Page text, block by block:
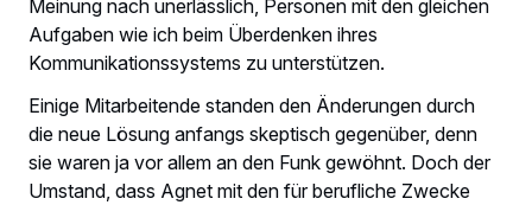
Meinung nach unerlässlich, Personen mit den gleichen
Aufgaben wie ich beim Überdenken ihres
Kommunikationssystems zu unterstützen.
Einige Mitarbeitende standen den Änderungen durch
die neue Lösung anfangs skeptisch gegenüber, denn
sie waren ja vor allem an den Funk gewöhnt. Doch der
Umstand, dass Agnet mit den für berufliche Zwecke